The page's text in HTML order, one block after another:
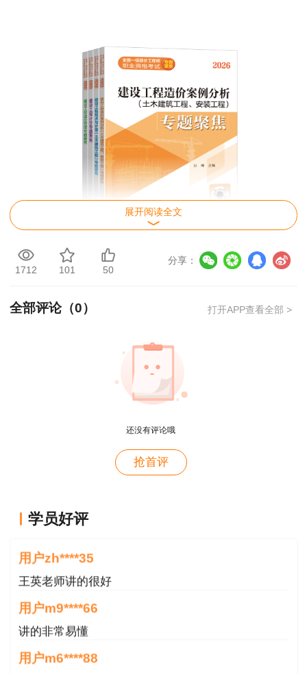
各科网课名师亲笔编撰 教学经验沉淀硬核内容
命题趋势与阅卷得分标准，书本内容和网校课堂讲解思路完
全统一，告别网课、教辅内容脱节的问题。
主编
一造《案例分析专题聚焦》
孙琦老师
一造《造价管理专题聚焦》
达江老师
一造《土建计量专题聚焦》
达江老师是全网公认造价管理人气讲师，深耕线上造价培训
本书把管理科目资金时间价值、投融资、合同管理、进度成
本控制等高频难点拆分专题，用课堂同款通俗讲解逻辑搭配
专项习题，解决考生记混法条、计算丢分的问题。
展开阅读全文
1712 101 50
分享：
全部评论（0） 打开APP查看全部 >
还没有评论哦
抢首评
学员好评
用户m1****68
用户zh****35
王英老师讲的很好
用户m9****66
讲的非常易懂
用户m6****88